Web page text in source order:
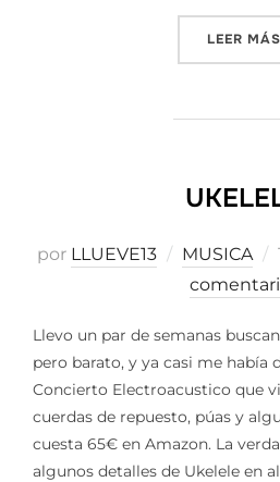
LEER MÁS
por LLUEVE13 MUSICA
Llevo un par de semanas
pero barato, y ya casi me había
Concierto Electroacustico que
cuerdas de repuesto, púas y
cuesta 65€ en Amazon. La
algunos detalles de Ukelele en